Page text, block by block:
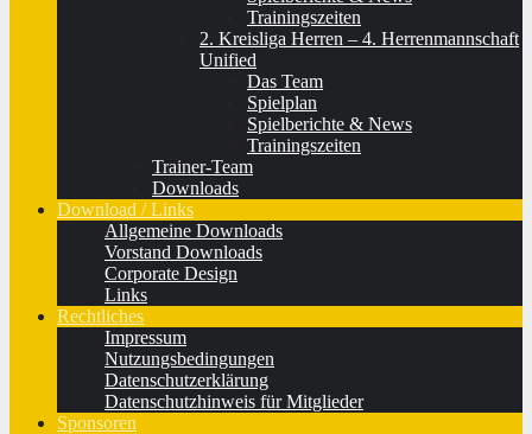
Trainingszeiten
2. Kreisliga Herren – 4. Herrenmannschaft
Unified
Das Team
Spielplan
Spielberichte & News
Trainingszeiten
Trainer-Team
Downloads
Download / Links
Allgemeine Downloads
Vorstand Downloads
Corporate Design
Links
Rechtliches
Impressum
Nutzungsbedingungen
Datenschutzerklärung
Datenschutzhinweis für Mitglieder
Sponsoren